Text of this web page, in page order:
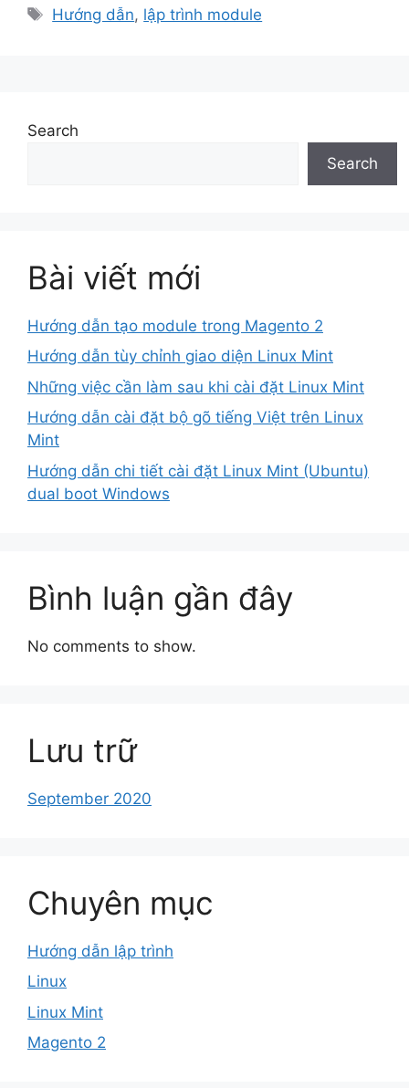
Tags
Hướng dẫn, lập trình module
Search
Search
Bài viết mới
Hướng dẫn tạo module trong Magento 2
Hướng dẫn tùy chỉnh giao diện Linux Mint
Những việc cần làm sau khi cài đặt Linux Mint
Hướng dẫn cài đặt bộ gõ tiếng Việt trên Linux
Mint
Hướng dẫn chi tiết cài đặt Linux Mint (Ubuntu)
dual boot Windows
Bình luận gần đây
No comments to show.
Lưu trữ
September 2020
Chuyên mục
Hướng dẫn lập trình
Linux
Linux Mint
Magento 2